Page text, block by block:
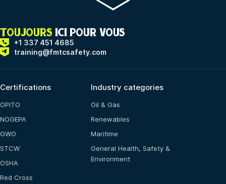
TOUJOURS ICI POUR VOUS
+1 337 451 4685
training@fmtcsafety.com
Certifications
OPITO
NOGEPA
GWO
STCW
OSHA
Red Cross
Industry categories
Oil & Gas
Renewables
Maritime
General Health, Safety &
Environment